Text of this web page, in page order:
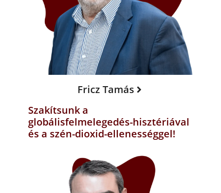
Fricz Tamás
Szakítsunk a
globálisfelmelegedés-hisztériával
és a szén-dioxid-ellenességgel!